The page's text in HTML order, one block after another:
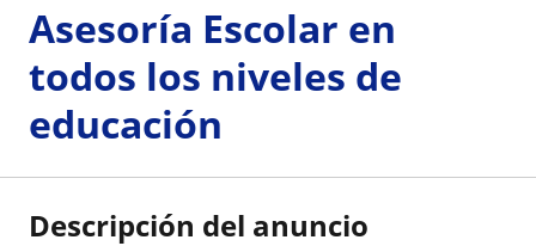
Asesoría Escolar en
todos los niveles de
educación
Descripción del anuncio